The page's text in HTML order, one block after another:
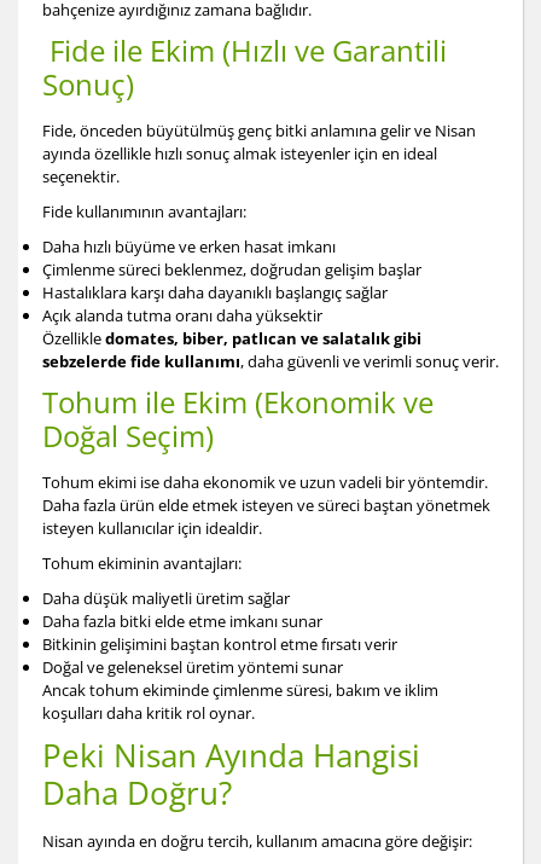
bahçenize ayırdığınız zamana bağlıdır.
Fide ile Ekim (Hızlı ve Garantili
Sonuç)
Fide, önceden büyütülmüş genç bitki anlamına gelir ve Nisan
ayında özellikle hızlı sonuç almak isteyenler için en ideal
seçenektir.
Fide kullanımının avantajları:
Daha hızlı büyüme ve erken hasat imkanı
Çimlenme süreci beklenmez, doğrudan gelişim başlar
Hastalıklara karşı daha dayanıklı başlangıç sağlar
Açık alanda tutma oranı daha yüksektir
Özellikledomates, biber, patlıcan ve salatalık gibi
sebzelerde fide kullanımı, daha güvenli ve verimli sonuç verir.
Tohum ile Ekim (Ekonomik ve
Doğal Seçim)
Tohum ekimi ise daha ekonomik ve uzun vadeli bir yöntemdir.
Daha fazla ürün elde etmek isteyen ve süreci baştan yönetmek
isteyen kullanıcılar için idealdir.
Tohum ekiminin avantajları:
Daha düşük maliyetli üretim sağlar
Daha fazla bitki elde etme imkanı sunar
Bitkinin gelişimini baştan kontrol etme fırsatı verir
Doğal ve geleneksel üretim yöntemi sunar
Ancak tohum ekiminde çimlenme süresi, bakım ve iklim
koşulları daha kritik rol oynar.
Peki Nisan Ayında Hangisi
Daha Doğru?
Nisan ayında en doğru tercih, kullanım amacına göre değişir: